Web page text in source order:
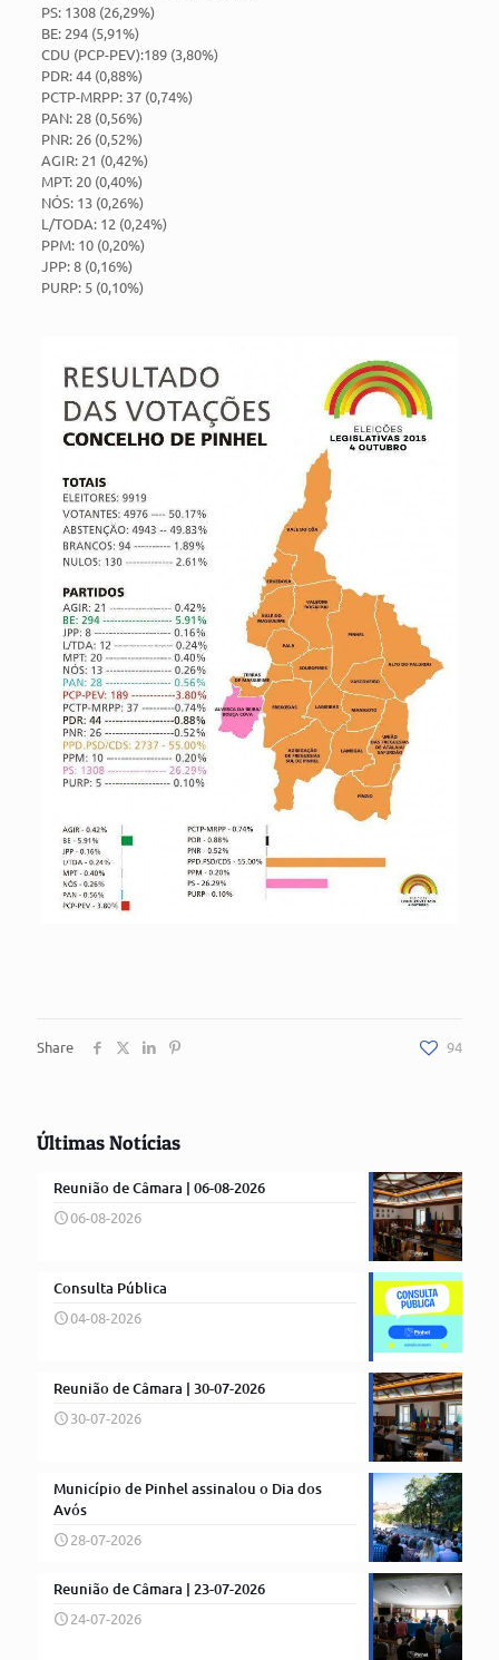
PS: 1308 (26,29%)
BE: 294 (5,91%)
CDU (PCP-PEV):189 (3,80%)
PDR: 44 (0,88%)
PCTP-MRPP: 37 (0,74%)
PAN: 28 (0,56%)
PNR: 26 (0,52%)
AGIR: 21 (0,42%)
MPT: 20 (0,40%)
NÓS: 13 (0,26%)
L/TODA: 12 (0,24%)
PPM: 10 (0,20%)
JPP: 8 (0,16%)
PURP: 5 (0,10%)
Share 94
Últimas Notícias
Reunião de Câmara | 06-08-2026
06-08-2026
Consulta Pública
04-08-2026
Reunião de Câmara | 30-07-2026
30-07-2026
Município de Pinhel assinalou o Dia dos
Avós
28-07-2026
Reunião de Câmara | 23-07-2026
24-07-2026